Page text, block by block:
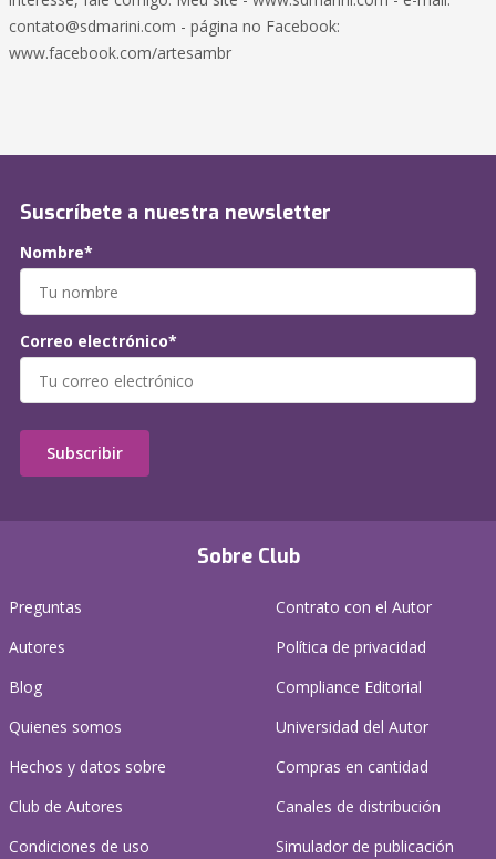
contato@sdmarini.com - página no Facebook:
www.facebook.com/artesambr
Sobre Club
Preguntas
Autores
Blog
Quienes somos
Hechos y datos sobre
Club de Autores
Condiciones de uso
Contrato con el Autor
Política de privacidad
Compliance Editorial
Universidad del Autor
Compras en cantidad
Canales de distribución
Simulador de publicación
Suscríbete a nuestra newsletter
Nombre*
Correo electrónico*
Subscribir